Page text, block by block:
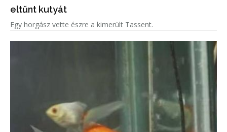
eltűnt kutyát
Egy horgász vette észre a kimerült Tassent.